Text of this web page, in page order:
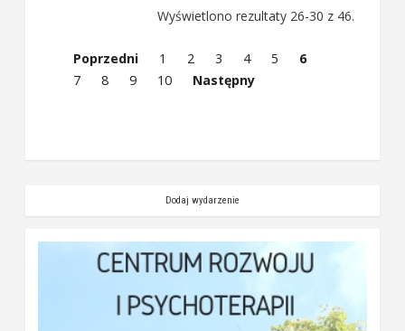
Wyświetlono rezultaty 26-30 z 46.
Poprzedni 1 2 3 4 5
6
7
8 9 10 Następny
Dodaj wydarzenie